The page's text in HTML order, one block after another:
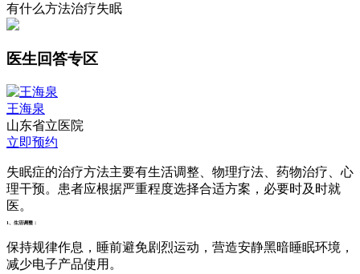
有什么方法治疗失眠
医生回答专区
王海泉
山东省立医院
立即预约
失眠症的治疗方法主要有生活调整、物理疗法、药物治疗、心
理干预。患者应根据严重程度选择合适方案，必要时及时就
医。
1、生活调整：
保持规律作息，睡前避免剧烈运动，营造安静黑暗睡眠环境，
减少电子产品使用。